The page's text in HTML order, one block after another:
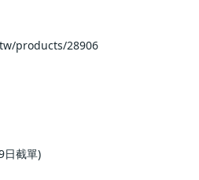
products/28906
日截單)